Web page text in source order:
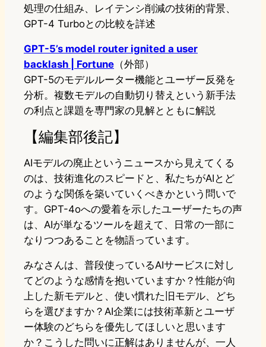
処理の仕組み、レイテンシ削減の技術的背景、
GPT-4 Turboとの比較を詳述
GPT-5’s model router ignited a user
backlash | Fortune （外部）
GPT-5のモデルルーター機能とユーザー反発を
分析。複数モデルの自動切り替えという新手法
の利点と課題を専門家の見解とともに解説
【編集部後記】
AIモデルの廃止というニュースから見えてくる
のは、技術進化のスピードと、私たちがAIとど
のような関係を築いていくべきかという問いで
す。GPT-4oへの愛着を示したユーザーたちの声
は、AIが単なるツールを超えて、日常の一部に
なりつつあることを物語っています。
みなさんは、普段使っているAIサービスに対し
てどのような感情を抱いていますか？性能が向
上した新モデルと、使い慣れた旧モデル、どち
らを選びますか？AI企業には技術革新とユーザ
ー体験のどちらを優先してほしいと思います
か？こうした問いに正解はありませんが、一人